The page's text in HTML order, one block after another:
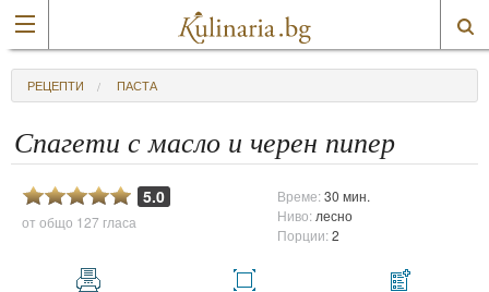
РЕЦЕПТИ ПАСТА
Спагети с масло и черен пипер
5.0
от общо 127 гласа
Време:30 мин.
Ниво: лесно
Порции:2